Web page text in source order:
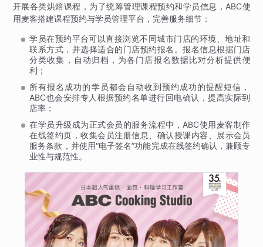
开展各类烘焙课程，为了统筹管理课程预约和学员信息，ABC使
用麦客搭建课程预约与学员管理平台，完善服务细节：
学员在预约平台可以直接浏览不同城市门店的环境、地址和
联系方式，并选择适合的门店预约报名。报名信息根据门店
分类收集，自动归档，为各门店报名数据比对分析提供便
利；
所有报名成功的学员都会自动收到预约成功的提醒短信，
ABC也会安排专人根据预约名单进行回电确认，提高实际到
店率；
在学员升级成为正式会员的服务流程中，ABC使用麦客制作
在线签约页，收集会员注册信息、确认授课内容、展示会员
服务条款，并使用“电子签名”功能完成在线签约确认，兼顾专
业性与规范性。